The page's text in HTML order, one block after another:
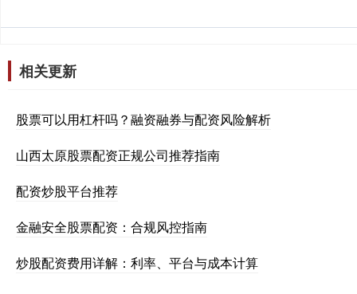
相关更新
股票可以用杠杆吗？融资融券与配资风险解析
山西太原股票配资正规公司推荐指南
配资炒股平台推荐
金融安全股票配资：合规风控指南
炒股配资费用详解：利率、平台与成本计算